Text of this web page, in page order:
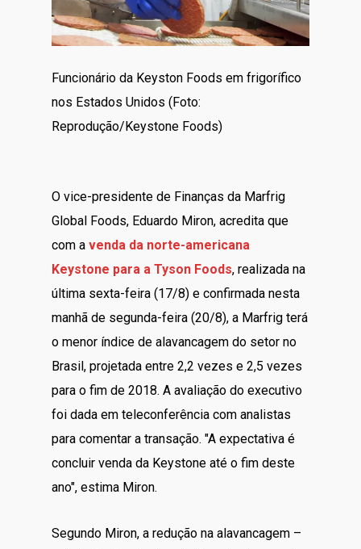
Funcionário da Keyston Foods em frigorífico
nos Estados Unidos (Foto:
Reprodução/Keystone Foods)
O vice-presidente de Finanças da Marfrig
Global Foods, Eduardo Miron, acredita que
com a venda da norte-americana
Keystone para a Tyson Foods, realizada na
última sexta-feira (17/8) e confirmada nesta
manhã de segunda-feira (20/8), a Marfrig terá
o menor índice de alavancagem do setor no
Brasil, projetada entre 2,2 vezes e 2,5 vezes
para o fim de 2018. A avaliação do executivo
foi dada em teleconferência com analistas
para comentar a transação. "A expectativa é
concluir venda da Keystone até o fim deste
ano", estima Miron.
Segundo Miron, a redução na alavancagem –